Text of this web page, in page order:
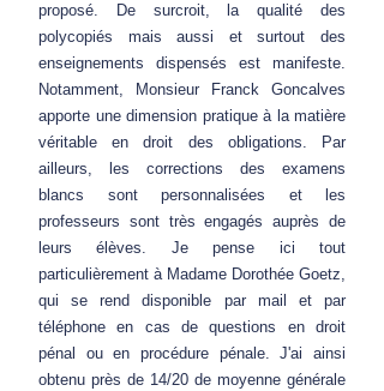
proposé. De surcroit, la qualité des
polycopiés mais aussi et surtout des
enseignements dispensés est manifeste.
Notamment, Monsieur Franck Goncalves
apporte une dimension pratique à la matière
véritable en droit des obligations. Par
ailleurs, les corrections des examens
blancs sont personnalisées et les
professeurs sont très engagés auprès de
leurs élèves. Je pense ici tout
particulièrement à Madame Dorothée Goetz,
qui se rend disponible par mail et par
téléphone en cas de questions en droit
pénal ou en procédure pénale. J'ai ainsi
obtenu près de 14/20 de moyenne générale